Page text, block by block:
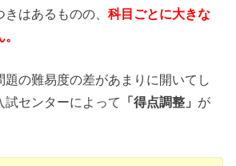
きはあるものの、科目ごとに大きな
題の難易度の差があまりに開いてし
試センターによって
「得点調整」 が